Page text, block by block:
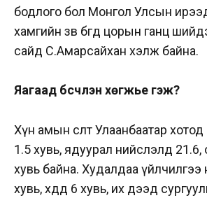
бодлого бол Монгол Улсын
хамгийн зөв бөгөөд цорын ганц
сайд С.Амарсайхан хэлж байна.
Яагаад бүсчлэн хөгжье гэж?
Хүн амын өсөлт Улаанбаатар
1.5 хувь, ядуурал нийслэлд 21.6,
хувь байна. Худалдаа
хувь, хөдөөд 6 хувь, их дээд